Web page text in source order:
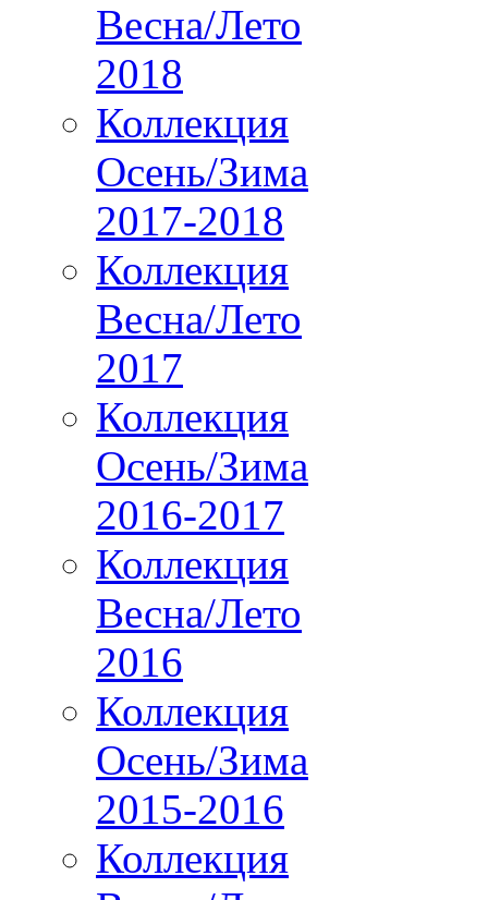
Весна/Лето
2018
Коллекция
Осень/Зима
2017-2018
Коллекция
Весна/Лето
2017
Коллекция
Осень/Зима
2016-2017
Коллекция
Весна/Лето
2016
Коллекция
Осень/Зима
2015-2016
Коллекция